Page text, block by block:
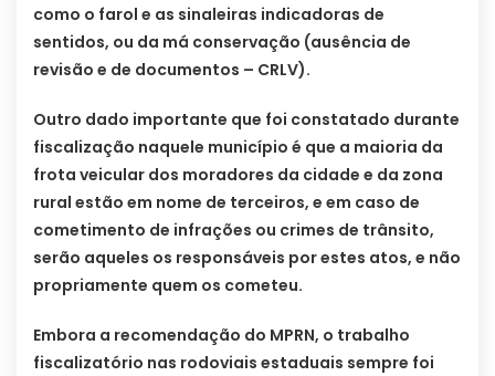
como o farol e as sinaleiras indicadoras de
sentidos, ou da má conservação (ausência de
revisão e de documentos – CRLV).
Outro dado importante que foi constatado durante
fiscalização naquele município é que a maioria da
frota veicular dos moradores da cidade e da zona
rural estão em nome de terceiros, e em caso de
cometimento de infrações ou crimes de trânsito,
serão aqueles os responsáveis por estes atos, e não
propriamente quem os cometeu.
Embora a recomendação do MPRN, o trabalho
fiscalizatório nas rodoviais estaduais sempre foi